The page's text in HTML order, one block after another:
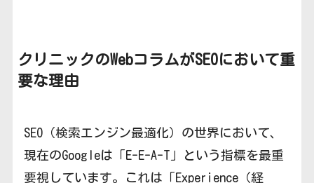
クリニックのWebコラムがSEOにおいて重
要な理由
SEO（検索エンジン最適化）の世界において、
現在のGoogleは「E-E-A-T」という指標を最重
要視しています。これは「Experience（経